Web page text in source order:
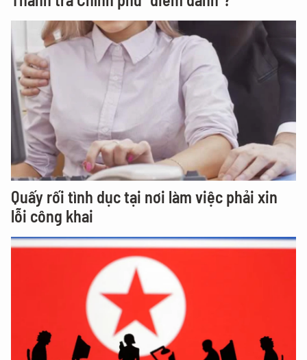
Quấy rối tình dục tại nơi làm việc phải xin
lỗi công khai